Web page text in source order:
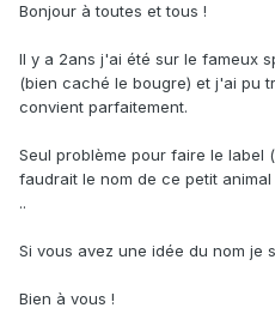
Bonjour à toutes et tous !
Il y a 2ans j'ai été sur le fameux
(bien caché le bougre) et j'ai pu
convient parfaitement.
Seul problème pour faire le label
faudrait le nom de ce petit
..
Si vous avez une idée du nom je
Bien à vous !